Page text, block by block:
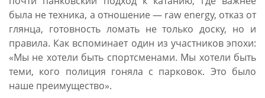
была не техника, а отношение — raw energy, отказ от
глянца, готовность ломать не только доску, но и
правила. Как вспоминает один из участников эпохи:
«Мы не хотели быть спортсменами. Мы хотели быть
теми, кого полиция гоняла с парковок. Это было
наше преимущество».